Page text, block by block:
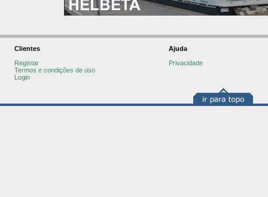
Clientes
Registar
Termos e condições de uso
Login
Ajuda
Privacidade